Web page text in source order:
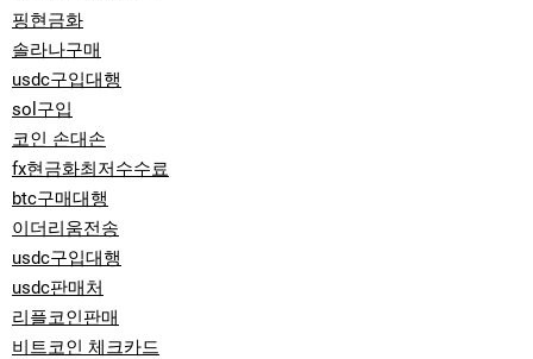
핑현금화
솔라나구매
usdc구입대행
sol구입
코인 손대손
fx현금화최저수수료
btc구매대행
이더리움전송
usdc구입대행
usdc판매처
리플코인판매
비트코인 체크카드